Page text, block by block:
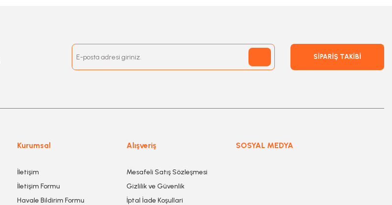
SİPARİŞ TAKİBİ
Kurumsal
İletişim
İletişim Formu
Havale Bildirim Formu
Alışveriş
Mesafeli Satış Sözleşmesi
Gizlilik ve Güvenlik
İptal İade Koşullari
SOSYAL MEDYA